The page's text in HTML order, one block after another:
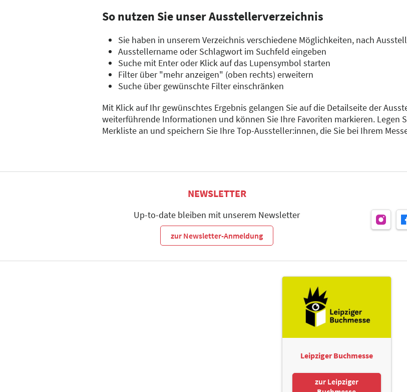
So nutzen Sie unser Ausstellerverzeichnis
Sie haben in unserem Verzeichnis verschiedene Möglichkeiten, nach
Ausstellername oder Schlagwort im Suchfeld eingeben
Suche mit Enter oder Klick auf das Lupensymbol starten
Filter über "mehr anzeigen" (oben rechts) erweitern
Suche über gewünschte Filter einschränken
Mit Klick auf Ihr gewünschtes Ergebnis gelangen Sie auf die Detailseite der
weiterführende Informationen und können Sie Ihre Favoriten markieren. Legen
Merkliste an und speichern Sie Ihre Top-Aussteller:innen, die Sie bei Ihrem
NEWSLETTER
Up-to-date bleiben mit unserem Newsletter
zur Newsletter-Anmeldung
Leipziger Buchmesse
zur Leipziger